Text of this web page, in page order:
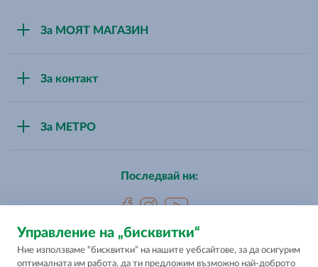
Управление на „бисквитки“
Ние използваме “бисквитки” на нашите уебсайтове, за да осигурим
оптималната им работа, да ти предложим възможно най-доброто
За МОЯТ МАГАЗИН
За контакт
За МЕТРО
Последвай ни:
Цените са промоционални максимални в евро и лева и с